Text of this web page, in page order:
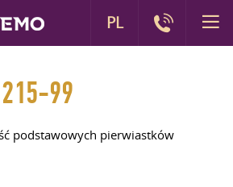
99
podstawowych pierwiastków
PL